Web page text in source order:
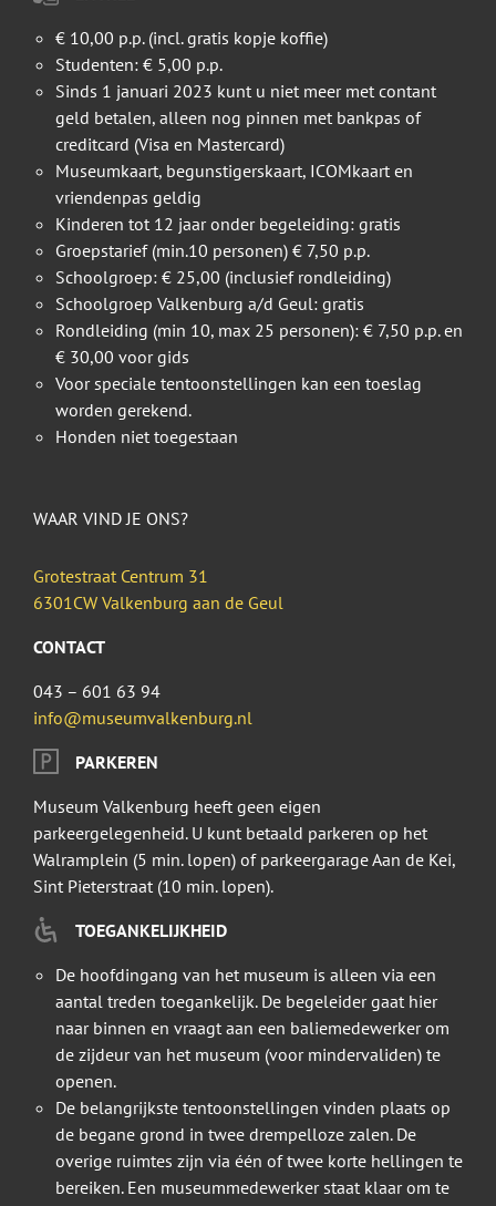
€ 10,00 p.p. (incl. gratis kopje koffie)
Studenten: € 5,00 p.p.
Sinds 1 januari 2023 kunt u niet meer met contant
geld betalen, alleen nog pinnen met bankpas of
creditcard (Visa en Mastercard)
Museumkaart, begunstigerskaart, ICOMkaart en
vriendenpas geldig
Kinderen tot 12 jaar onder begeleiding: gratis
Groepstarief (min.10 personen) € 7,50 p.p.
Schoolgroep: € 25,00 (inclusief rondleiding)
Schoolgroep Valkenburg a/d Geul: gratis
Rondleiding (min 10, max 25 personen): € 7,50 p.p. en
€ 30,00 voor gids
Voor speciale tentoonstellingen kan een toeslag
worden gerekend.
Honden niet toegestaan
WAAR VIND JE ONS?
Grotestraat Centrum 31
6301CW Valkenburg aan de Geul
CONTACT
043 – 601 63 94
info@museumvalkenburg.nl
PARKEREN
Museum Valkenburg heeft geen eigen
parkeergelegenheid. U kunt betaald parkeren op het
Walramplein (5 min. lopen) of parkeergarage Aan de Kei,
Sint Pieterstraat (10 min. lopen).
TOEGANKELIJKHEID
De hoofdingang van het museum is alleen via een
aantal treden toegankelijk. De begeleider gaat hier
naar binnen en vraagt aan een baliemedewerker om
de zijdeur van het museum (voor mindervaliden) te
openen.
De belangrijkste tentoonstellingen vinden plaats op
de begane grond in twee drempelloze zalen. De
overige ruimtes zijn via één of twee korte hellingen te
bereiken. Een museummedewerker staat klaar om te